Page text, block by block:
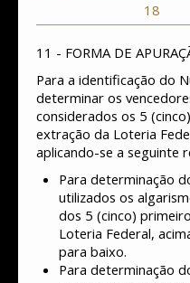
18
11 - FORMA DE
Para a identificação do
determinar os
considerados os 5
extração da Loteria
aplicando-se a seguinte
Para determinação
utilizados os
dos 5 (cinco)
Loteria Federal,
para baixo.
Para determinação